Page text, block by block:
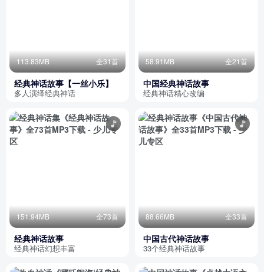
113.83MB 全31首
经典神话故事【一丝小乐】
多人演绎经典神话
58.91MB 全21首
中国经典神话故事
经典神话精心改编
151.94MB 全73首
经典神话故事
经典神话幻想丰富
88.66MB 全33首
中国古代神话故事
33个经典神话故事